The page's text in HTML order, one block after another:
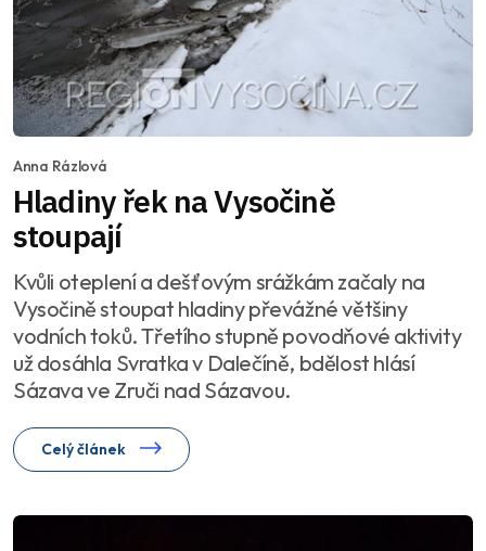
Anna Rázlová
Hladiny řek na Vysočině
stoupají
Kvůli oteplení a dešťovým srážkám začaly na
Vysočině stoupat hladiny převážné většiny
vodních toků. Třetího stupně povodňové aktivity
už dosáhla Svratka v Dalečíně, bdělost hlásí
Sázava ve Zruči nad Sázavou.
Celý článek